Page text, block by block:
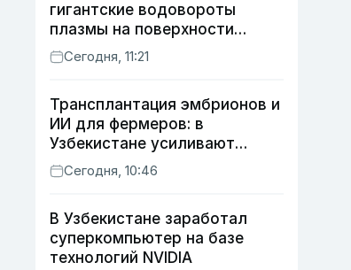
гигантские водовороты
плазмы на поверхности
Солнца
Сегодня, 11:21
Трансплантация эмбрионов и
ИИ для фермеров: в
Узбекистане усиливают
развитие животноводства
Сегодня, 10:46
В Узбекистане заработал
суперкомпьютер на базе
технологий NVIDIA